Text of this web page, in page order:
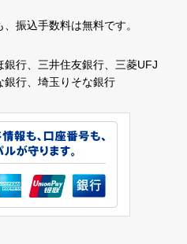
振込手数料は無料です。
行、三井住友銀行、三菱UFJ
銀行、埼玉りそな銀行